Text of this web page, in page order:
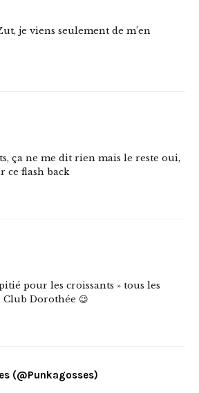
je viens seulement de m’en
ça ne me dit rien mais le reste oui,
ce flash back
pour les croissants » tous les
Dorothée 😉
(@Punkagosses)